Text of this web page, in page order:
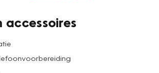
accessoires